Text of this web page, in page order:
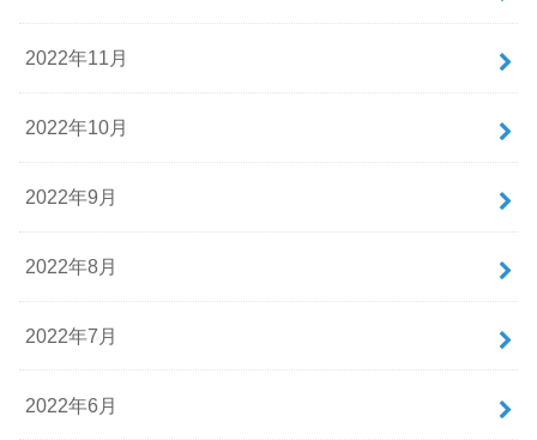
2022年11月
2022年10月
2022年9月
2022年8月
2022年7月
2022年6月